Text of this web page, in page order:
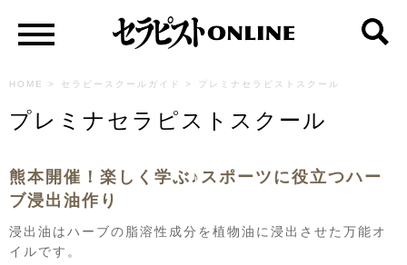
HOME > セラピースクールガイド > プレミナセラピストスクール
プレミナセラピストスクール
熊本開催！楽しく学ぶ♪スポーツに役立つハー
ブ浸出油作り
浸出油はハーブの脂溶性成分を植物油に浸出させた万能オ
イルです。